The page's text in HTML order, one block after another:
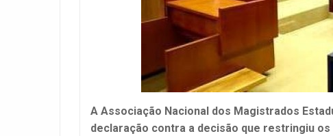
A Associação Nacional dos Magistrados
declaração contra a decisão que restringiu